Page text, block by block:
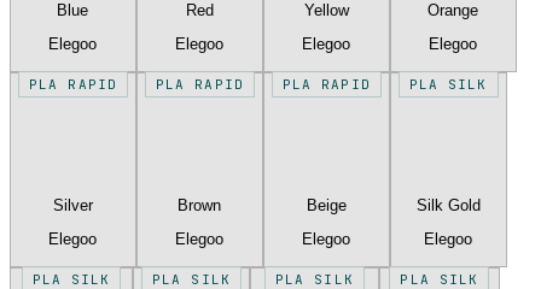
Blue
Elegoo
Red
Elegoo
Yellow
Elegoo
Orange
Elegoo
PLA RAPID
Silver
Elegoo
PLA RAPID
Brown
Elegoo
PLA RAPID
Beige
Elegoo
PLA SILK
Silk Gold
Elegoo
PLA SILK PLA SILK PLA SILK PLA SILK